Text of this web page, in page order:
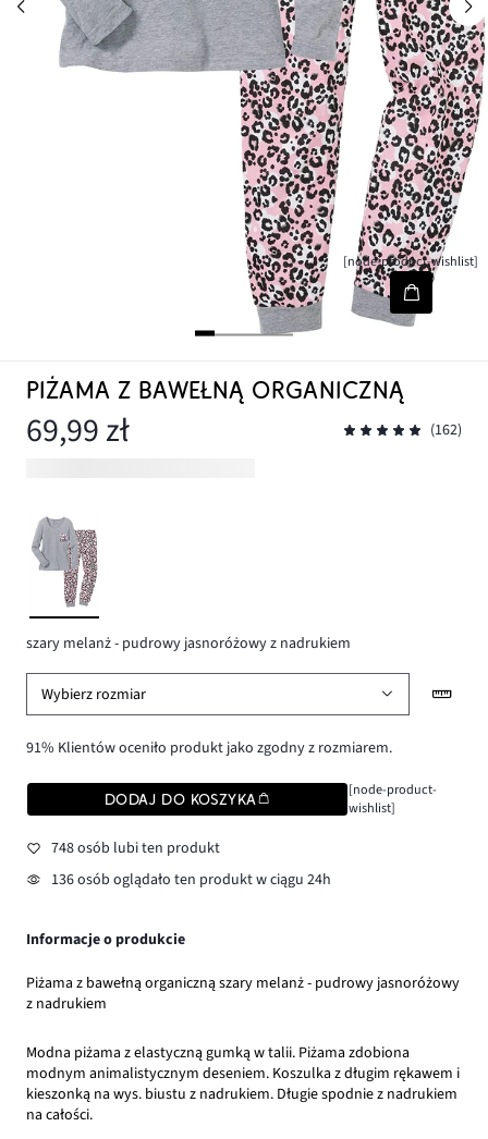
[node-product-wishlist]
PIŻAMA Z BAWEŁNĄ ORGANICZNĄ
69,99 zł (162)
szary melanż - pudrowy jasnoróżowy z nadrukiem
Wybierz rozmiar
91% Klientów oceniło produkt jako zgodny z rozmiarem.
DODAJ DO KOSZYKA
[node-product-
wishlist]
748 osób lubi ten produkt
136 osób oglądało ten produkt w ciągu 24h
Informacje o produkcie
Piżama z bawełną organiczną szary melanż - pudrowy jasnoróżowy
z nadrukiem
Modna piżama z elastyczną gumką w talii. Piżama zdobiona
modnym animalistycznym deseniem. Koszulka z długim rękawem i
kieszonką na wys. biustu z nadrukiem. Długie spodnie z nadrukiem
na całości.